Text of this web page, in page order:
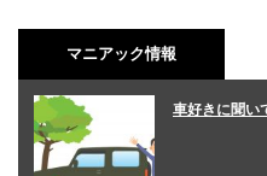
マニアック情報
車好きに聞い